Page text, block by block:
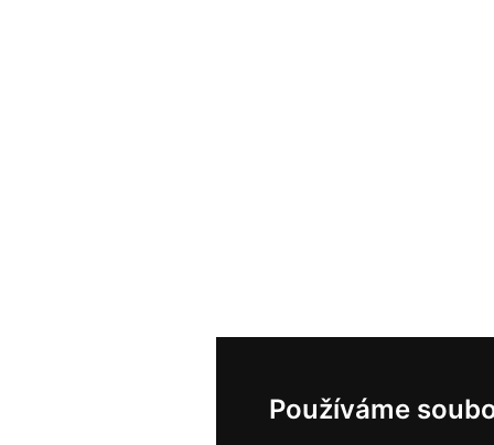
Používáme